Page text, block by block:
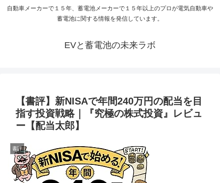
自動車メーカーで１５年、蓄電池メーカーで１５年以上のプロが電気自動車や
蓄電池に関する情報を発信しています。
EVと蓄電池の未来ラボ
【書評】新NISAで年間240万円の配当を目
指す投資戦略｜『究極の株式投資』レビュ
ー【配当太郎】
書評